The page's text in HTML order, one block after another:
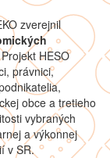
zverejnil
HESO
právnici,
obce a tretieho
vybraných
a výkonnej
v SR.